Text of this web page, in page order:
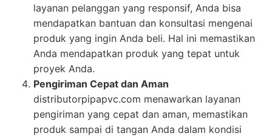
layanan pelanggan yang responsif, Anda bisa
mendapatkan bantuan dan konsultasi mengenai
produk yang ingin Anda beli. Hal ini memastikan
Anda mendapatkan produk yang tepat untuk
proyek Anda.
Pengiriman Cepat dan Aman
distributorpipapvc.com menawarkan layanan
pengiriman yang cepat dan aman, memastikan
produk sampai di tangan Anda dalam kondisi